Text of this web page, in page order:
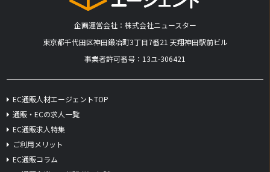
企画運営会社：株式会社ニュースター
​東京都千代田区神田鍛冶町3丁目7番21 天翔神田駅前ビル
事業者許可番号：13ユ-306421
EC通販人材エージェントTOP
通販・ECの求人一覧
EC通販求人特集
ご利用メリット
EC通販コラム